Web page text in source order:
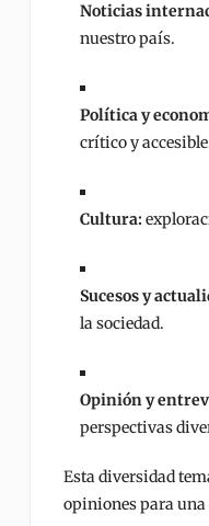
Noticias
nuestro país.
Política y
crítico y
Cultura:
Sucesos y
la sociedad.
Opinión y
perspectivas
Esta diversidad
opiniones para una